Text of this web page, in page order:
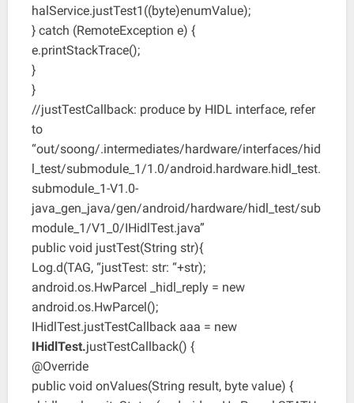
halService.justTest1((byte)enumValue);
} catch (RemoteException e) {
e.printStackTrace();
}
}
//justTestCallback: produce by HIDL interface, refer
to
“out/soong/.intermediates/hardware/interfaces/hid
l_test/submodule_1/1.0/android.hardware.hidl_test.
submodule_1-V1.0-
java_gen_java/gen/android/hardware/hidl_test/sub
module_1/V1_0/IHidlTest.java”
public void justTest(String str){
Log.d(TAG, “justTest: str: “+str);
android.os.HwParcel _hidl_reply = new
android.os.HwParcel();
IHidlTest.justTestCallback aaa = new
IHidlTest.justTestCallback() {
@Override
public void onValues(String result, byte value) {